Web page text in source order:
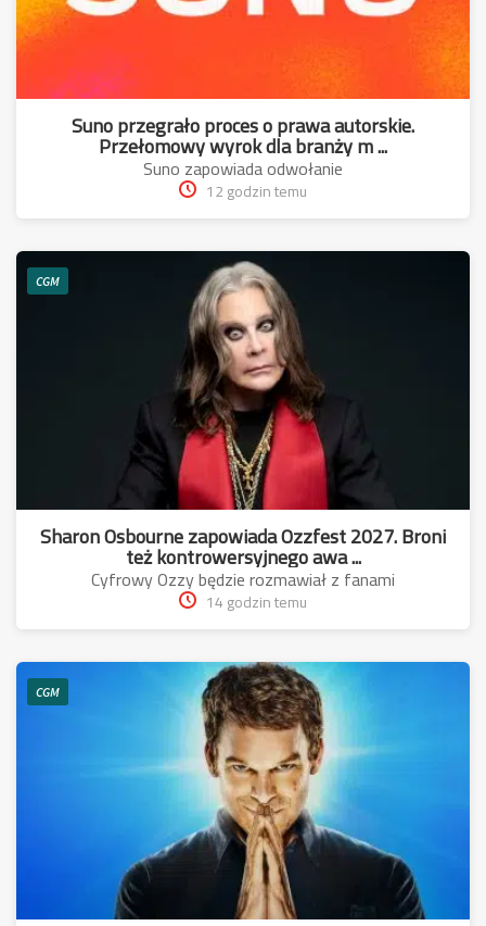
Suno przegrało proces o prawa autorskie.
Przełomowy wyrok dla branży m ...
Suno zapowiada odwołanie
12 godzin temu
CGM
Sharon Osbourne zapowiada Ozzfest 2027. Broni
też kontrowersyjnego awa ...
Cyfrowy Ozzy będzie rozmawiał z fanami
14 godzin temu
CGM